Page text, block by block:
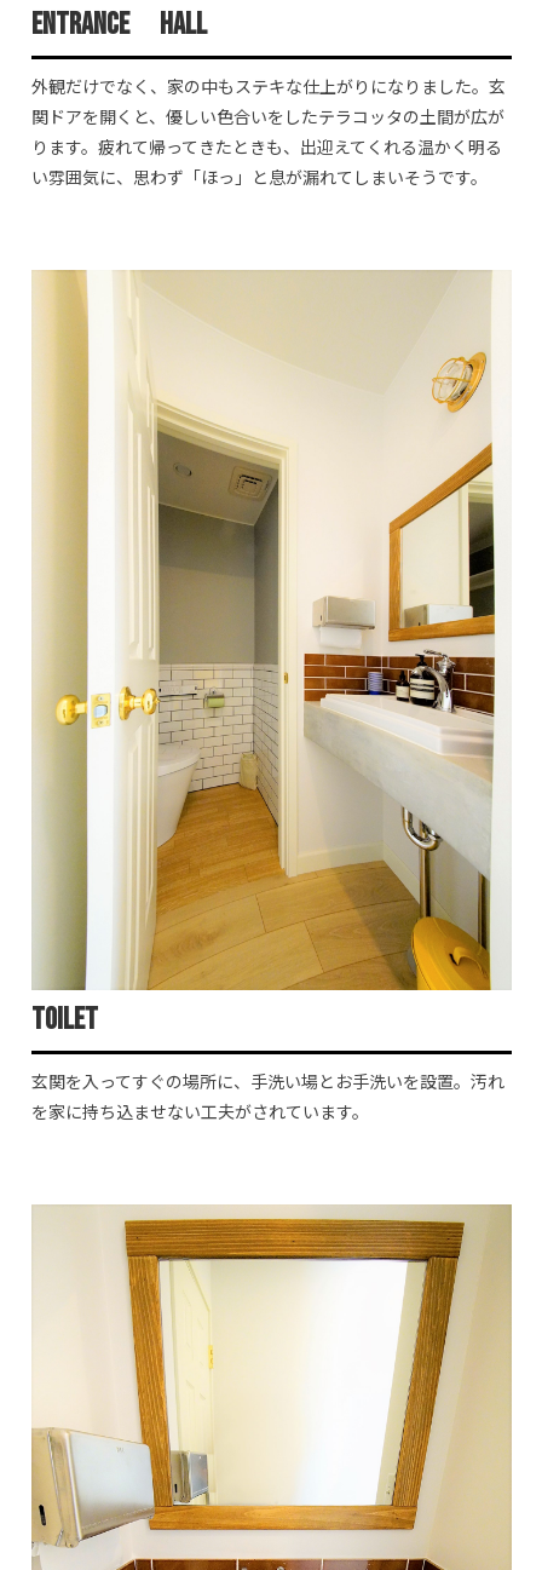
Entrance Hall
外観だけでなく、家の中もステキな仕上がりになりました。玄
関ドアを開くと、優しい色合いをしたテラコッタの土間が広が
ります。疲れて帰ってきたときも、出迎えてくれる温かく明る
い雰囲気に、思わず「ほっ」と息が漏れてしまいそうです。
Toilet
玄関を入ってすぐの場所に、手洗い場とお手洗いを設置。汚れ
を家に持ち込ませない工夫がされています。